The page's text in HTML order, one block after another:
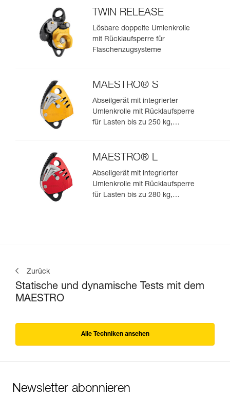
TWIN RELEASE
Lösbare doppelte Umlenkrolle
mit Rücklaufsperre für
Flaschenzugsysteme
MAESTRO® S
Abseilgerät mit integrierter
Umlenkrolle mit Rücklaufsperre
für Lasten bis zu 250 kg,
MAESTRO® L
Abseilgerät mit integrierter
Umlenkrolle mit Rücklaufsperre
für Lasten bis zu 280 kg,
Zurück
Statische und dynamische Tests mit dem
MAESTRO
Alle Techniken ansehen
Newsletter abonnieren